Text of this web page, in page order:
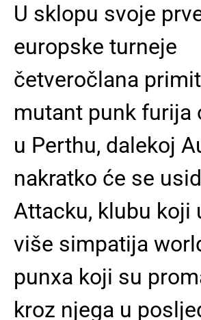
U sklopu svoje
europske turneje
četveročlana
mutant punk furija
u Perthu, dalekoj
nakratko će se
Attacku, klubu koji
više simpatija
punxa koji su
kroz njega u